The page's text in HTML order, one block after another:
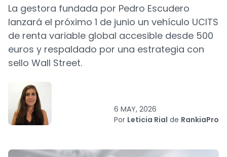
La gestora fundada por Pedro Escudero
lanzará el próximo 1 de junio un vehículo UCITS
de renta variable global accesible desde 500
euros y respaldado por una estrategia con
sello Wall Street.
6 MAY, 2026
Por Leticia Rial de RankiaPro